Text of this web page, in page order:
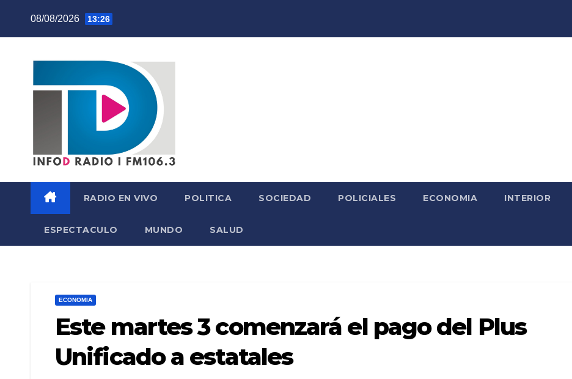
08/08/2026 13:26
RADIO EN VIVO POLITICA SOCIEDAD POLICIALES ECONOMIA INTERIOR
ESPECTACULO MUNDO SALUD
ECONOMIA
Este martes 3 comenzará el pago del Plus
Unificado a estatales